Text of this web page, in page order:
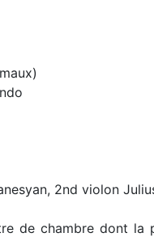
2nd violon
de chambre dont